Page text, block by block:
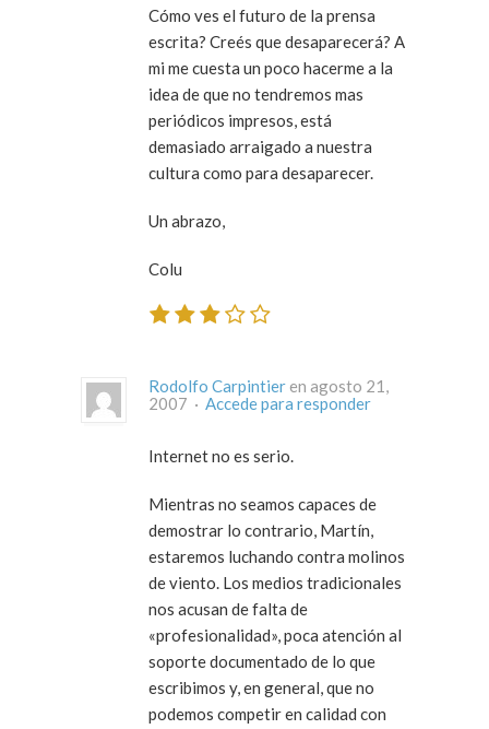
Cómo ves el futuro de la prensa
escrita? Creés que desaparecerá? A
mi me cuesta un poco hacerme a la
idea de que no tendremos mas
periódicos impresos, está
demasiado arraigado a nuestra
cultura como para desaparecer.
Un abrazo,
Colu
Rodolfo Carpintier en agosto 21,
2007 · Accede para responder
Internet no es serio.
Mientras no seamos capaces de
demostrar lo contrario, Martín,
estaremos luchando contra molinos
de viento. Los medios tradicionales
nos acusan de falta de
«profesionalidad», poca atención al
soporte documentado de lo que
escribimos y, en general, que no
podemos competir en calidad con